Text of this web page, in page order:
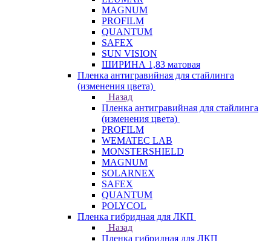
MAGNUM
PROFILM
QUANTUM
SAFEX
SUN VISION
ШИРИНА 1,83 матовая
Пленка антигравийная для стайлинга
(изменения цвета)
Назад
Пленка антигравийная для стайлинга
(изменения цвета)
PROFILM
WEMATEC LAB
MONSTERSHIELD
MAGNUM
SOLARNEX
SAFEX
QUANTUM
POLYCOL
Пленка гибридная для ЛКП
Назад
Пленка гибридная для ЛКП